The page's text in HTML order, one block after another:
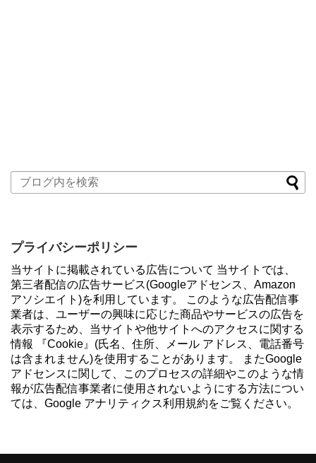
プライバシーポリシー
当サイトに掲載されている広告について 当サイトでは、
第三者配信の広告サービス(Googleアドセンス、Amazon
アソシエイト)を利用しています。 このような広告配信事
業者は、ユーザーの興味に応じた商品やサービスの広告を
表示するため、当サイトや他サイトへのアクセスに関する
情報 『Cookie』(氏名、住所、メール アドレス、電話番号
は含まれません)を使用することがあります。 またGoogle
アドセンスに関して、このプロセスの詳細やこのような情
報が広告配信事業者に使用されないようにする方法につい
ては、Google アナリティクス利用規約をご覧ください。